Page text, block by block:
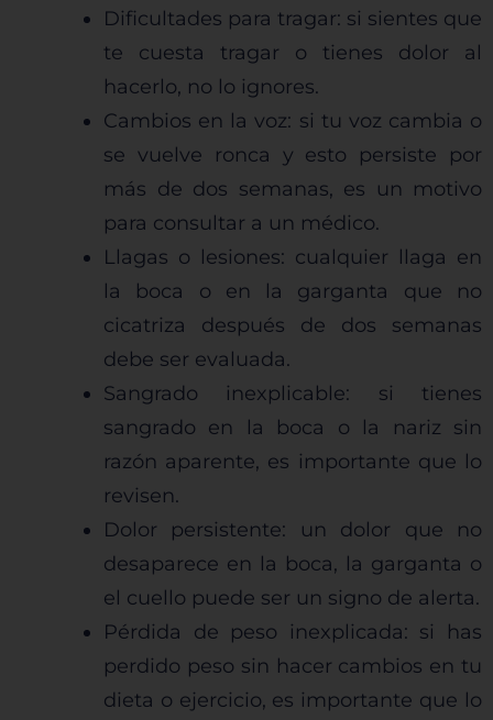
Dificultades para tragar: si sientes que
te cuesta tragar o tienes dolor al
hacerlo, no lo ignores.
Cambios en la voz: si tu voz cambia o
se vuelve ronca y esto persiste por
más de dos semanas, es un motivo
para consultar a un médico.
Llagas o lesiones: cualquier llaga en
la boca o en la garganta que no
cicatriza después de dos semanas
debe ser evaluada.
Sangrado inexplicable: si tienes
sangrado en la boca o la nariz sin
razón aparente, es importante que lo
revisen.
Dolor persistente: un dolor que no
desaparece en la boca, la garganta o
el cuello puede ser un signo de alerta.
Pérdida de peso inexplicada: si has
perdido peso sin hacer cambios en tu
dieta o ejercicio, es importante que lo
Cookies dirigidas
Cookies de funcionalidad
Cookies de rendimiento
Rechazar todas
Confirmar mis preferencias